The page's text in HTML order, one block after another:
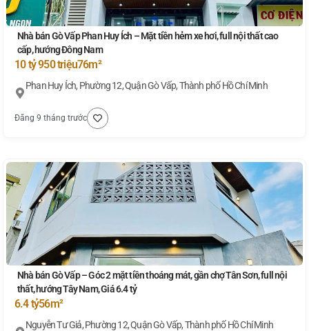
Nhà bán Gò Vấp Phan Huy Ích – Mặt tiền hẻm xe hơi, full nội thất cao
cấp, hướng Đông Nam
10 tỷ 950 triệu76m²
Phan Huy Ích, Phường 12, Quận Gò Vấp, Thành phố Hồ Chí Minh
Đăng 9 tháng trước
Nhà bán Gò Vấp – Góc 2 mặt tiền thoáng mát, gần chợ Tân Sơn, full nội
thất, hướng Tây Nam, Giá 6.4 tỷ
6.4 tỷ56m²
Nguyễn Tư Giả, Phường 12, Quận Gò Vấp, Thành phố Hồ Chí Minh